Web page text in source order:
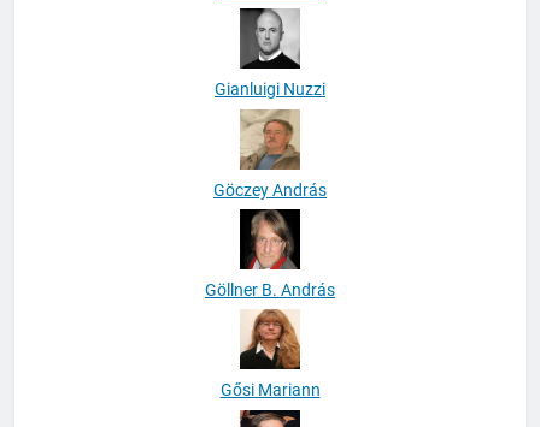
Gianluigi Nuzzi
Göczey András
Göllner B. András
Gősi Mariann